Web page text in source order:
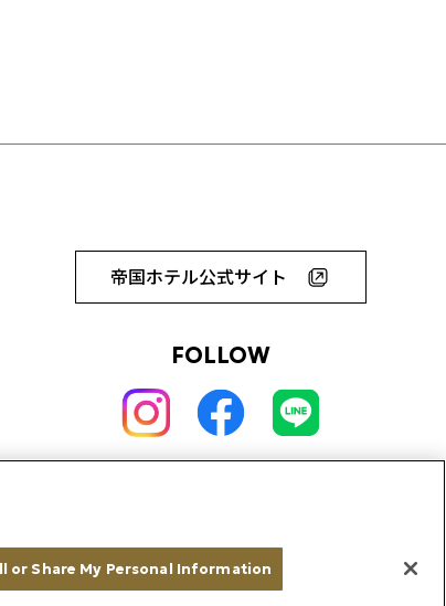
帝国ホテル公式サイト
FOLLOW
or Share My Personal Information